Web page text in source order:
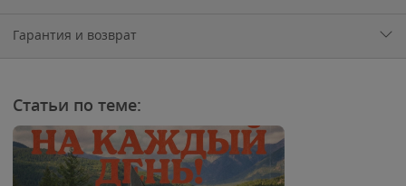
Гарантия и возврат
Статьи по теме: